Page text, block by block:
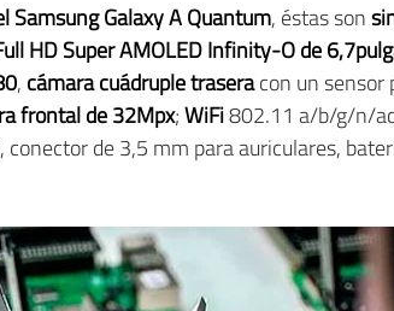
Samsung Galaxy A Quantum, éstas son
HD Super AMOLED Infinity-O de
, cámara cuádruple traseracon un sensor
frontal de 32Mpx;WiFi802.11 a/b/g/n/
de 3,5 mm para auriculares,